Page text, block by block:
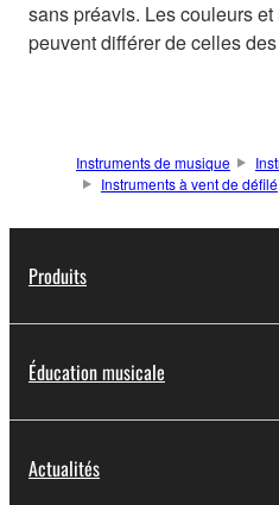
sans préavis. Les couleurs
peuvent différer de celles
Instruments de musique
Instruments à vent de défilé
Produits
Éducation musicale
Actualités